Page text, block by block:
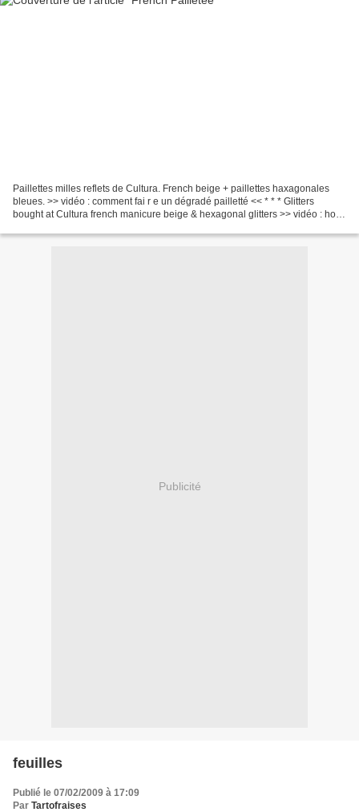
Paillettes milles reflets de Cultura. French beige + paillettes haxagonales
bleues. >> vidéo : comment fai r e un dégradé pailletté << * * * Glitters
bought at Cultura french manicure beige & hexagonal glitters >> vidéo : how
Publicité
feuilles
Publié le 07/02/2009 à 17:09
Par Tartofraises